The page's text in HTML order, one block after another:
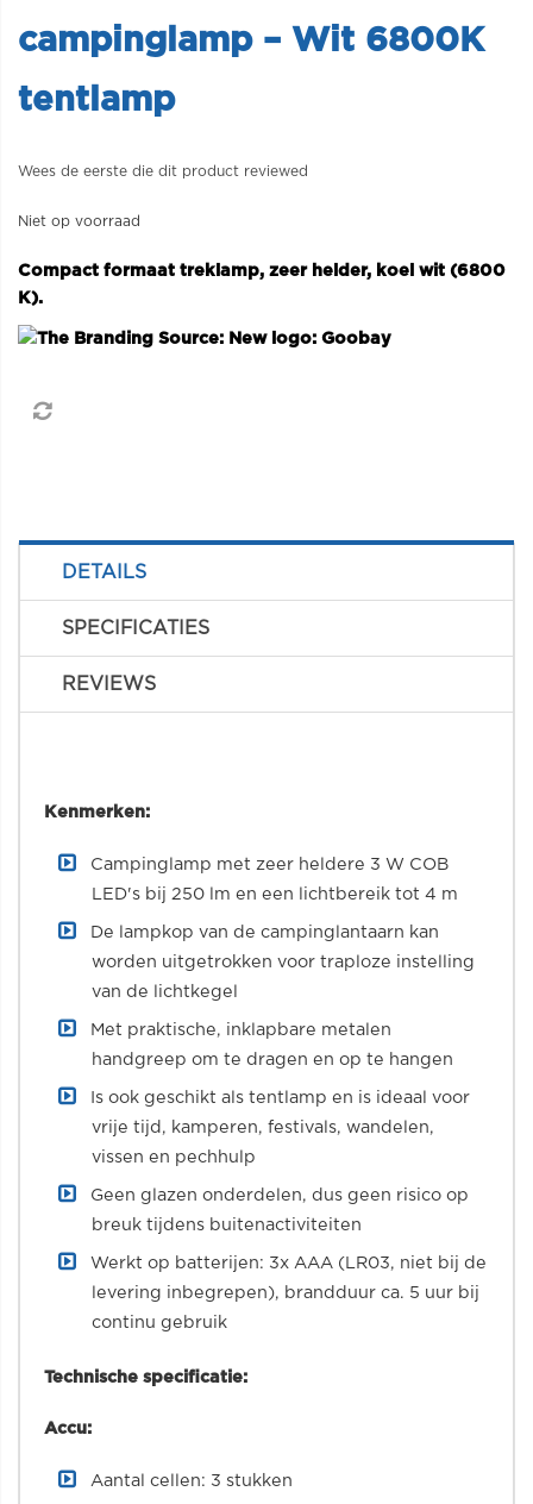
campinglamp – Wit 6800K
tentlamp
Wees de eerste die dit product reviewed
Niet op voorraad
Compact formaat treklamp, zeer helder, koel wit (6800
K).
DETAILS
SPECIFICATIES
REVIEWS
Kenmerken:
Campinglamp met zeer heldere 3 W COB
LED's bij 250 lm en een lichtbereik tot 4 m
De lampkop van de campinglantaarn kan
worden uitgetrokken voor traploze instelling
van de lichtkegel
Met praktische, inklapbare metalen
handgreep om te dragen en op te hangen
Is ook geschikt als tentlamp en is ideaal voor
vrije tijd, kamperen, festivals, wandelen,
vissen en pechhulp
Geen glazen onderdelen, dus geen risico op
breuk tijdens buitenactiviteiten
Werkt op batterijen: 3x AAA (LR03, niet bij de
levering inbegrepen), brandduur ca. 5 uur bij
continu gebruik
Technische specificatie:
Accu:
Aantal cellen: 3 stukken